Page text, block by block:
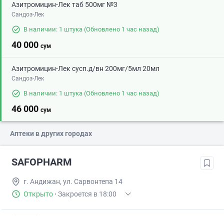
Азитромицин-Лек таб 500мг №3
Сандоз-Лек
В наличии: 1 штука (Обновлено 1 час назад)
40 000 сум
Азитромицин-Лек сусп.д/вн 200мг/5мл 20мл
Сандоз-Лек
В наличии: 1 штука (Обновлено 1 час назад)
46 000 сум
Аптеки в других городах
SAFOPHARM
г. Андижан, ул. Сарвонтепа 14
Открыто · Закроется в 18:00